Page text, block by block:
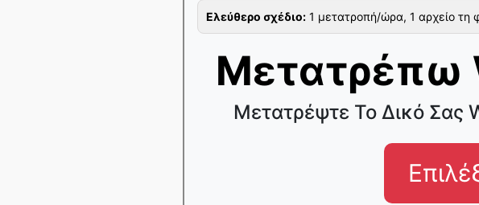
Ελεύθερο σχέδιο: 1 μετατροπή/ώρα, 1 αρχείο τη
Μετατρέπω
Μετατρέψτε Το Δικό Σας